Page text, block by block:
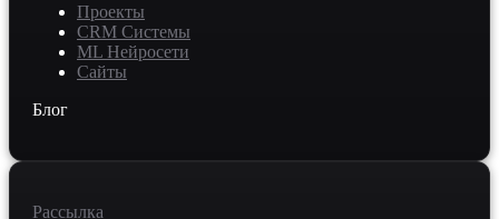
Проекты
CRM Системы
ML Нейросети
Сайты
Блог
Рассылка